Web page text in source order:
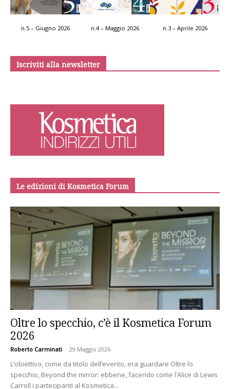
n.5 – Giugno 2026 n.4 – Maggio 2026 n.3 – Aprile 2026
Iscriviti alla newsletter
Le edizioni di Kosmetica Forum
Oltre lo specchio, c’è il Kosmetica Forum
2026
Roberto Carminati - 29 Maggio 2026
L’obiettivo, come da titolo dell’evento, era guardare Oltre lo
specchio, Beyond the mirror: ebbene, facendo come l’Alice di Lewis
Carroll i partecipanti al Kosmetica...